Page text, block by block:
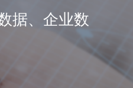
据、企业数